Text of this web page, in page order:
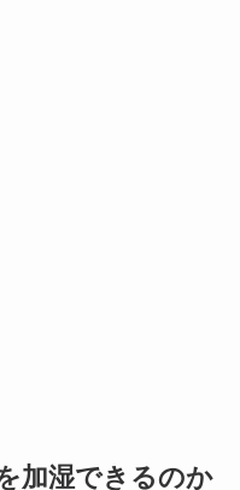
加湿できるのか